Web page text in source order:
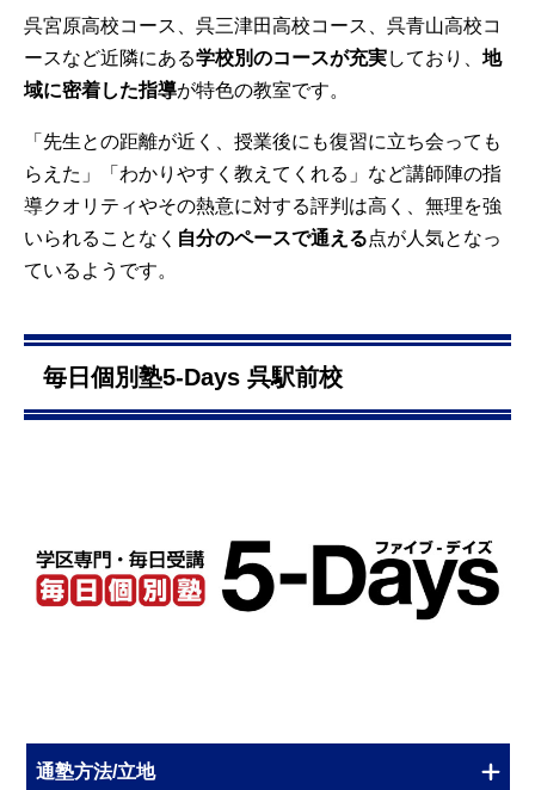
呉宮原高校コース、呉三津田高校コース、呉青山高校コ
ースなど近隣にある学校別のコースが充実しており、 地
域に密着した指導が特色の教室です。
「先生との距離が近く、授業後にも復習に立ち会っても
らえた」「わかりやすく教えてくれる」など講師陣の指
導クオリティやその熱意に対する評判は高く、無理を強
いられることなく 自分のペースで通える点が人気となっ
ているようです。
毎日個別塾5-Days 呉駅前校
通塾方法/立地